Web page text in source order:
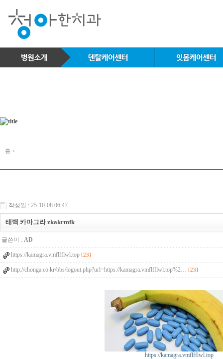
홈 >
작성일 : 25-10-08 06:47
태백 카마그라 zkakrmfk
글쓴이 : AD
https://kamagra.vmflfflwl.top [23]
http://chonga.co.kr/bbs/logout.php?url=https://kamagra.vmflfflwl.top%2… [23]
https://kamagra.vmflfflwl.top